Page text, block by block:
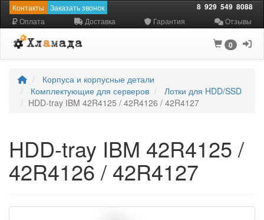
Контакты Заказать звонок 8 929 549 8088
Оплата Доставка Гарантия Отзывы
0
Корпуса и корпусные детали
Комплектующие для серверов
Лотки для HDD/SSD
HDD-tray IBM 42R4125 / 42R4126 / 42R4127
HDD-tray IBM 42R4125 /
42R4126 / 42R4127